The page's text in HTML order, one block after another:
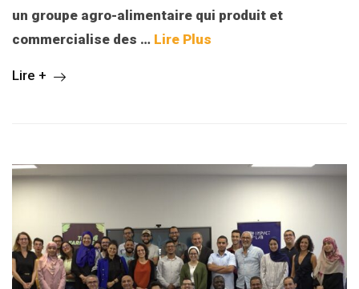
un groupe agro-alimentaire qui produit et
commercialise des … Lire Plus
Lire +